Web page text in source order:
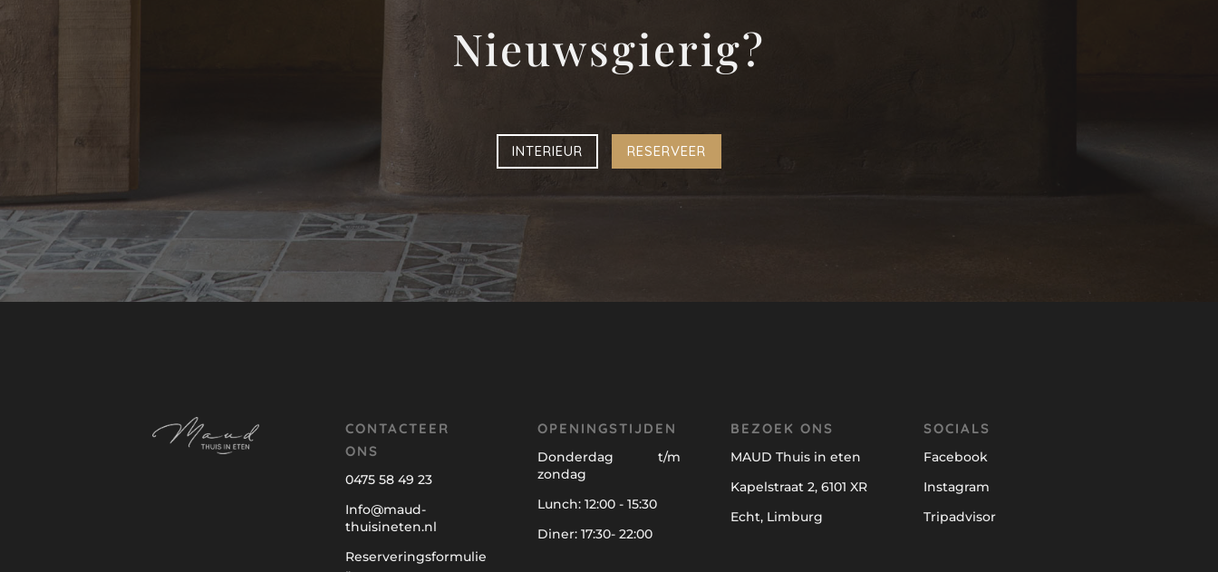
Nieuwsgierig?
INTERIEUR RESERVEER
CONTACTEER
ONS
0475 58 49 23
Info@maud-
thuisineten.nl
Reserveringsformulie
OPENINGSTIJDEN
Donderdag t/m
zondag
Lunch: 12:00 - 15:30
Diner: 17:30- 22:00
BEZOEK ONS
MAUD Thuis in eten
Kapelstraat 2, 6101 XR
Echt, Limburg
SOCIALS
Facebook
Instagram
Tripadvisor